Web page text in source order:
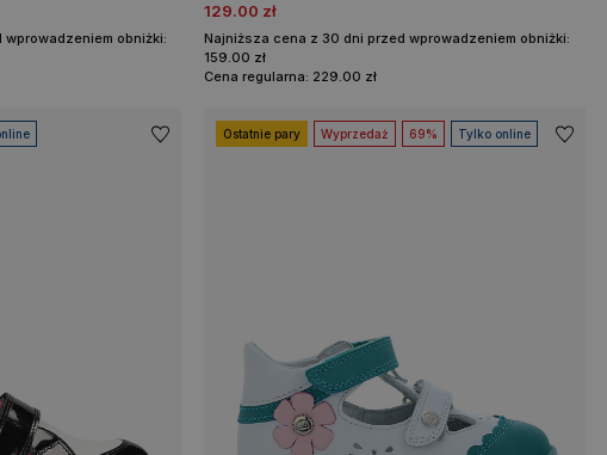
obniżki:
129.00 zł
Najniższa cena z 30 dni przed wprowadzeniem obniżki:
159.00 zł
Cena regularna: 229.00 zł
Ostatnie pary Wyprzedaż 69% Tylko online